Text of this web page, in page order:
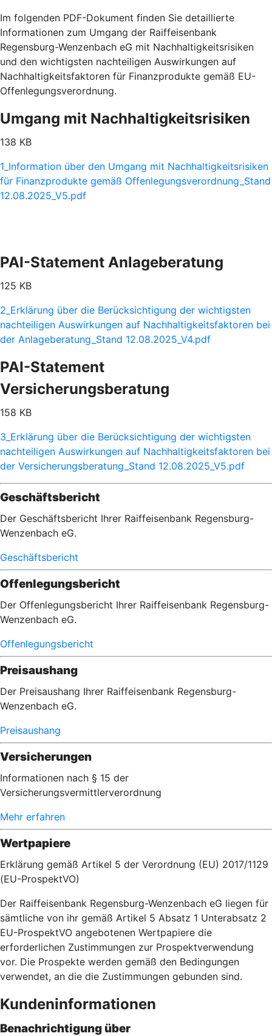
Im folgenden PDF-Dokument finden Sie detaillierte
Informationen zum Umgang der Raiffeisenbank
Regensburg-Wenzenbach eG mit Nachhaltigkeitsrisiken
und den wichtigsten nachteiligen Auswirkungen auf
Nachhaltigkeitsfaktoren für Finanzprodukte gemäß EU-
Offenlegungsverordnung.
Umgang mit Nachhaltigkeitsrisiken
138 KB
1_Information über den Umgang mit Nachhaltigkeitsrisiken
für Finanzprodukte gemäß Offenlegungsverordnung_Stand
12.08.2025_V5.pdf
PAI-Statement Anlageberatung
125 KB
2_Erklärung über die Berücksichtigung der wichtigsten
nachteiligen Auswirkungen auf Nachhaltigkeitsfaktoren bei
der Anlageberatung_Stand 12.08.2025_V4.pdf
PAI-Statement
Versicherungsberatung
158 KB
3_Erklärung über die Berücksichtigung der wichtigsten
nachteiligen Auswirkungen auf Nachhaltigkeitsfaktoren bei
der Versicherungsberatung_Stand 12.08.2025_V5.pdf
Geschäftsbericht
Der Geschäftsbericht Ihrer Raiffeisenbank Regensburg-
Wenzenbach eG.
Geschäftsbericht
Offenlegungsbericht
Der Offenlegungsbericht Ihrer Raiffeisenbank Regensburg-
Wenzenbach eG.
Offenlegungsbericht
Preisaushang
Der Preisaushang Ihrer Raiffeisenbank Regensburg-
Wenzenbach eG.
Preisaushang
Versicherungen
Informationen nach § 15 der
Versicherungsvermittlerverordnung
Mehr erfahren
Wertpapiere
Erklärung gemäß Artikel 5 der Verordnung (EU) 2017/1129
(EU-ProspektVO)
Der Raiffeisenbank Regensburg-Wenzenbach eG liegen für
sämtliche von ihr gemäß Artikel 5 Absatz 1 Unterabsatz 2
EU-ProspektVO angebotenen Wertpapiere die
erforderlichen Zustimmungen zur Prospektverwendung
vor. Die Prospekte werden gemäß den Bedingungen
verwendet, an die die Zustimmungen gebunden sind.
Kundeninformationen
Benachrichtigung über